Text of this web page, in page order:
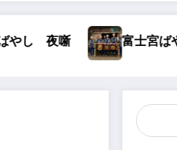
富士宮ばやしの笛今昔